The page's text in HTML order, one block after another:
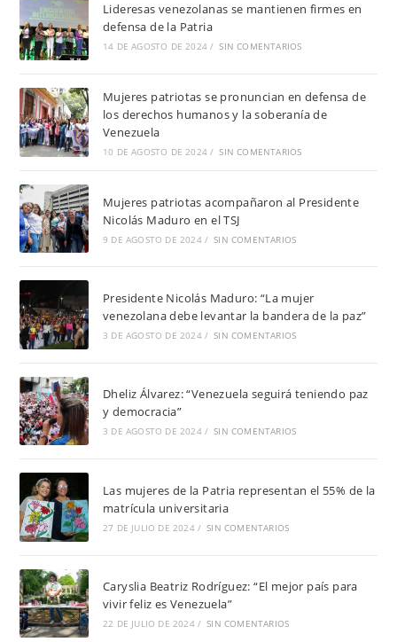
Lideresas venezolanas se mantienen firmes en
defensa de la Patria
14 DE AGOSTO DE 2024 / SIN COMENTARIOS
Mujeres patriotas se pronuncian en defensa de
los derechos humanos y la soberanía de
Venezuela
10 DE AGOSTO DE 2024 / SIN COMENTARIOS
Mujeres patriotas acompañaron al Presidente
Nicolás Maduro en el TSJ
9 DE AGOSTO DE 2024 / SIN COMENTARIOS
Presidente Nicolás Maduro: “La mujer
venezolana debe levantar la bandera de la paz”
3 DE AGOSTO DE 2024 / SIN COMENTARIOS
Dheliz Álvarez: “Venezuela seguirá teniendo paz
y democracia”
3 DE AGOSTO DE 2024 / SIN COMENTARIOS
Las mujeres de la Patria representan el 55% de la
matrícula universitaria
27 DE JULIO DE 2024 / SIN COMENTARIOS
Caryslia Beatriz Rodríguez: “El mejor país para
vivir feliz es Venezuela”
22 DE JULIO DE 2024 / SIN COMENTARIOS